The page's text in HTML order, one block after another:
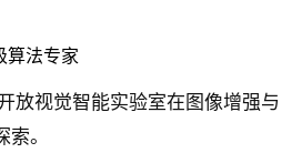
算法专家
放视觉智能实验室在图像增强与
。